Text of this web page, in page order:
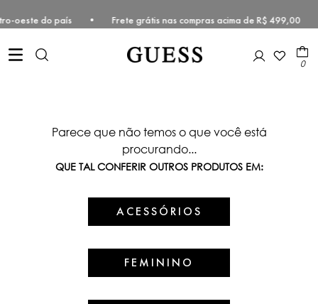
oeste do país • Frete grátis nas compras acima de R$
0
Parece que não temos o que você está
procurando...
QUE TAL CONFERIR OUTROS PRODUTOS EM:
ACESSÓRIOS
FEMININO